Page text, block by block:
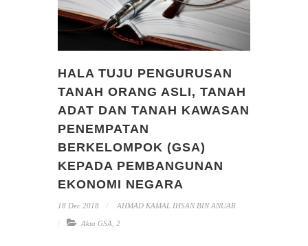
HALA TUJU PENGURUSAN
TANAH ORANG ASLI, TANAH
ADAT DAN TANAH KAWASAN
PENEMPATAN
BERKELOMPOK (GSA)
KEPADA PEMBANGUNAN
EKONOMI NEGARA
18 Dec 2018 AHMAD KAMAL IHSAN BIN ANUAR
Akta GSA 2